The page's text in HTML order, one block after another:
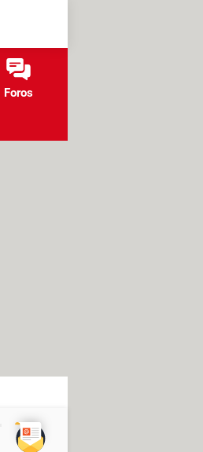
Foros